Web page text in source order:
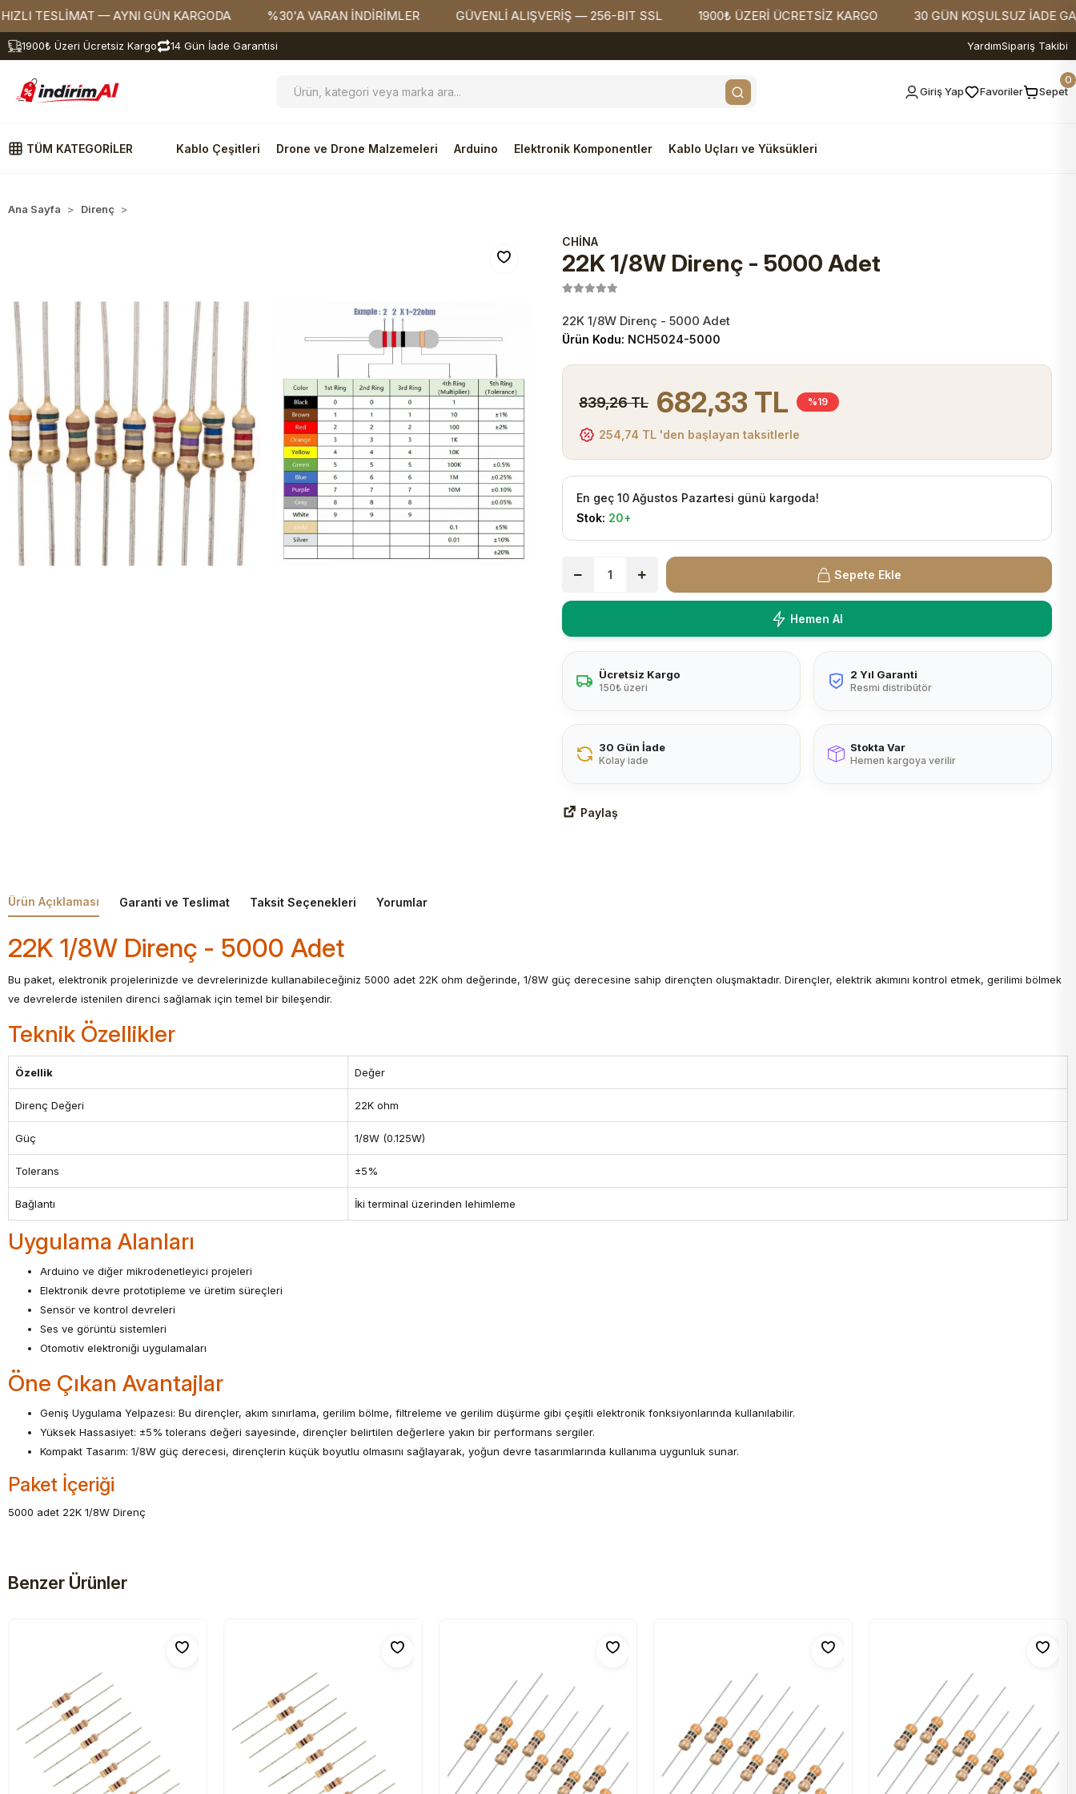
— AYNI GÜN KARGODA %30'A VARAN İNDİRİMLER GÜVENLİ ALIŞVERİŞ — 256-BIT SSL 1900₺ ÜZERİ ÜCRETSİZ KARGO 30 GÜN KOŞULSUZ İADE
1900₺ Üzeri Ücretsiz Kargo 14 Gün İade Garantisi YardımSipariş Takibi
Giriş Yap Favoriler Sepet
0
TÜM KATEGORİLER Kablo Çeşitleri Drone ve Drone Malzemeleri Arduino Elektronik Komponentler Kablo Uçları ve Yüksükleri
Ana Sayfa Direnç
CHİNA
22K 1/8W Direnç - 5000 Adet
22K 1/8W Direnç - 5000 Adet
Ürün Kodu: NCH5024-5000
839,26 TL 682,33 TL %19
254,74 TL 'den başlayan taksitlerle
En geç 10 Ağustos Pazartesi günü kargoda!
Stok: 20+
Sepete Ekle
Hemen Al
Ücretsiz Kargo
150₺ üzeri
2 Yıl Garanti
Resmi distribütör
30 Gün İade
Kolay iade
Stokta Var
Hemen kargoya verilir
Paylaş
Ürün Açıklaması Garanti ve Teslimat Taksit Seçenekleri Yorumlar
22K 1/8W Direnç - 5000 Adet
Bu paket, elektronik projelerinizde ve devrelerinizde kullanabileceğiniz 5000 adet 22K ohm değerinde, 1/8W güç derecesine sahip dirençten oluşmaktadır. Dirençler, elektrik akımını kontrol etmek, gerilimi bölmek
ve devrelerde istenilen direnci sağlamak için temel bir bileşendir.
Teknik Özellikler
Özellik Değer
Direnç Değeri 22K ohm
Güç 1/8W (0.125W)
Tolerans ±5%
Bağlantı İki terminal üzerinden lehimleme
Uygulama Alanları
Arduino ve diğer mikrodenetleyici projeleri
Elektronik devre prototipleme ve üretim süreçleri
Sensör ve kontrol devreleri
Ses ve görüntü sistemleri
Otomotiv elektroniği uygulamaları
Öne Çıkan Avantajlar
Geniş Uygulama Yelpazesi: Bu dirençler, akım sınırlama, gerilim bölme, filtreleme ve gerilim düşürme gibi çeşitli elektronik fonksiyonlarında kullanılabilir.
Yüksek Hassasiyet: ±5% tolerans değeri sayesinde, dirençler belirtilen değerlere yakın bir performans sergiler.
Kompakt Tasarım: 1/8W güç derecesi, dirençlerin küçük boyutlu olmasını sağlayarak, yoğun devre tasarımlarında kullanıma uygunluk sunar.
Paket İçeriği
5000 adet 22K 1/8W Direnç
Benzer Ürünler